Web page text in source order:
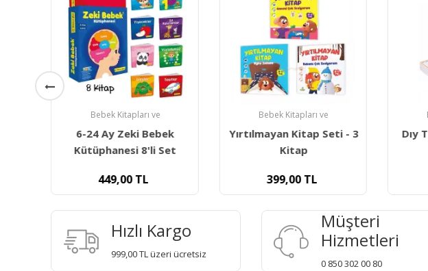
Bebek Kitapları ve
6-24 Ay Zeki Bebek
Kütüphanesi 8'li Set
449,00TL
Bebek Kitapları ve
Yırtılmayan Kitap Seti - 3
Kitap
399,00TL
Dıy
Hızlı Kargo
999,00 TL üzeri ücretsiz
Müşteri
Hizmetleri
0 850 302 00 80